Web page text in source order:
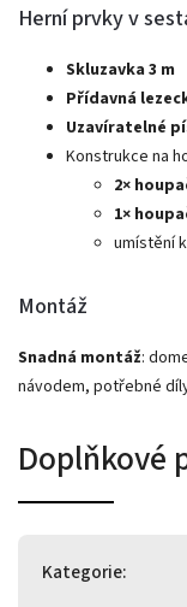
Herní prvky v
Skluzavka 3 m
Přídavná
Uzavíratelné
Konstrukce na
2×
1×
umístění
Montáž
Snadná montáž:
návodem, potřebné
Doplňkové
Kategorie: